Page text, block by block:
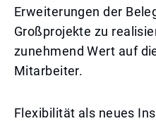
Erweiterungen der
Großprojekte zu
zunehmend Wert auf
Mitarbeiter.
Flexibilität als neues